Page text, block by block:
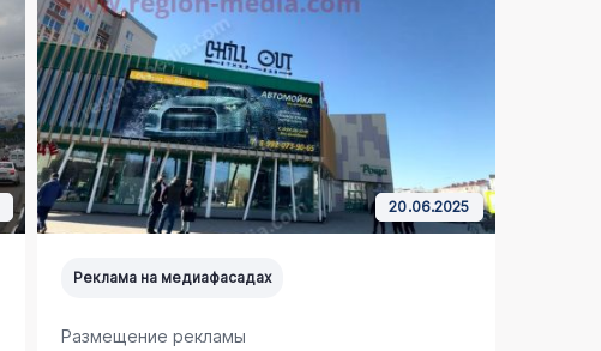
20.06.2025
Реклама на медиафасадах
Размещение рекламы